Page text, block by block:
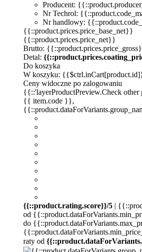
Producent:
Nr Techrol:
Nr handlowy:
{{::product.prices.price_base_net}}
{{::product.prices.price_net}}
Brutto:
Detal:
Do koszyka
W koszyku:
Ceny widoczne po zalogowaniu
{{::'layerProductPreview.Check
{{ item.code }},
{{::product.rating.score}}/5 |
od
do
raty od